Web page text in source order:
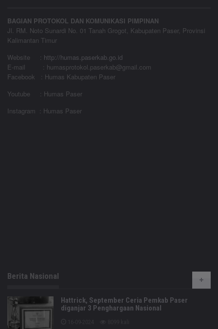
BAGIAN PROTOKOL DAN KOMUNIKASI PIMPINAN
Jl. RM. Noto Sunardi No. 01 Tanah Grogot, Kabupaten Paser, Provinsi
Kalimantan Timur
Website
: http://humas.paserkab.go.id
E-mail : humasprotokol.paserkab@gmail.com
Facebook : Humas Kabupaten Paser
Youtube : Humas Paser
Instagram : Humas Paser
Berita Nasional
Hattrick, September Ceria Pemkab Paser
diganjar 3 Penghargaan Nasional